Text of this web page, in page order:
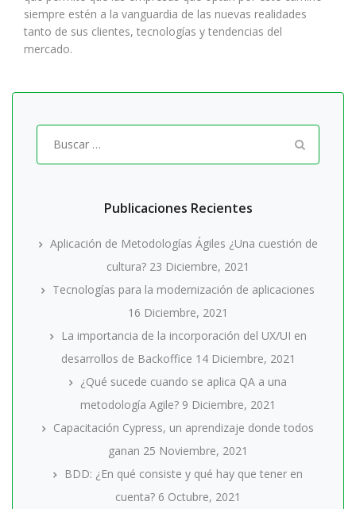
siempre estén a la vanguardia de las nuevas realidades
tanto de sus clientes, tecnologías y tendencias del
mercado.
por:
Publicaciones Recientes
Aplicación de Metodologías Ágiles ¿Una cuestión de
cultura? 23 Diciembre, 2021
Tecnologías para la modernización de aplicaciones
16 Diciembre, 2021
La importancia de la incorporación del UX/UI en
desarrollos de Backoffice 14 Diciembre, 2021
¿Qué sucede cuando se aplica QA a una
metodología Agile? 9 Diciembre, 2021
Capacitación Cypress, un aprendizaje donde todos
ganan 25 Noviembre, 2021
BDD: ¿En qué consiste y qué hay que tener en
cuenta? 6 Octubre, 2021